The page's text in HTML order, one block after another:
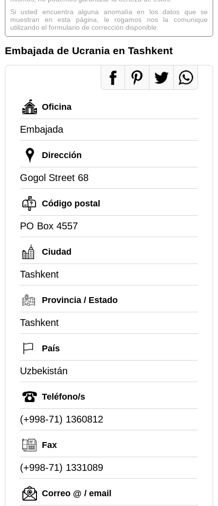
Si usted encuentra alguna anomalía en los datos que se
muestran en esta página, le rogamos nos la comunique
utilizando el formulario de corrección disponible.
Embajada de Ucrania en Tashkent
Oficina
Embajada
Dirección
Gogol Street 68
Código postal
PO Box 4557
Ciudad
Tashkent
Provincia / Estado
Tashkent
País
Uzbekistán
Teléfono/s
(+998-71) 1360812
Fax
(+998-71) 1331089
Correo @ / email